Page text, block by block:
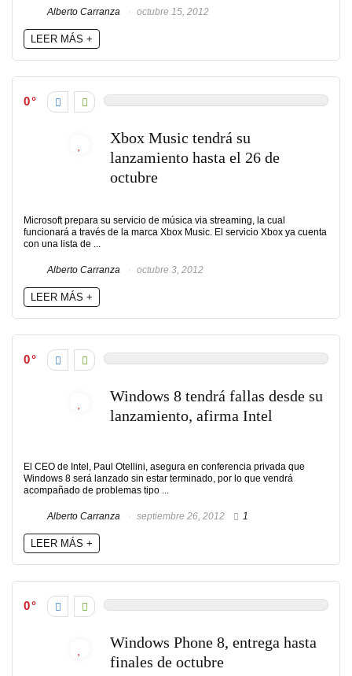
Alberto Carranza octubre 15, 2012
LEER MÁS +
0
Xbox Music tendrá su
lanzamiento hasta el 26 de
octubre
Microsoft prepara su servicio de música via streaming, la cual
funcionará a través de la marca Xbox Music. El servicio Xbox ya cuenta
con una lista de ...
Alberto Carranza octubre 3, 2012
LEER MÁS +
0
Windows 8 tendrá fallas desde su
lanzamiento, afirma Intel
El CEO de Intel, Paul Otellini, asegura en conferencia privada que
Windows 8 será lanzado sin estar terminado, por lo que vendrá
acompañado de problemas tipo ...
Alberto Carranza septiembre 26, 2012 1
LEER MÁS +
0
Windows Phone 8, entrega hasta
finales de octubre